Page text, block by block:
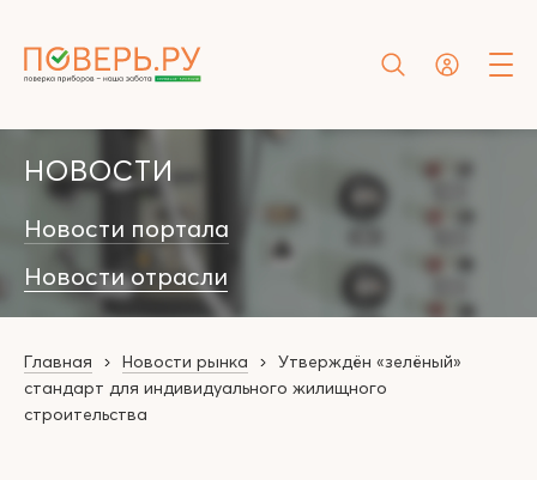
НОВОСТИ
Новости портала
Новости отрасли
Главная Новости рынка
Утверждён «зелёный»
стандарт для индивидуального жилищного
строительства